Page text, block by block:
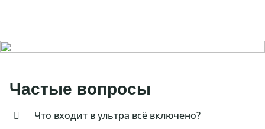
Частые вопросы
Что входит в ультра всё включено?